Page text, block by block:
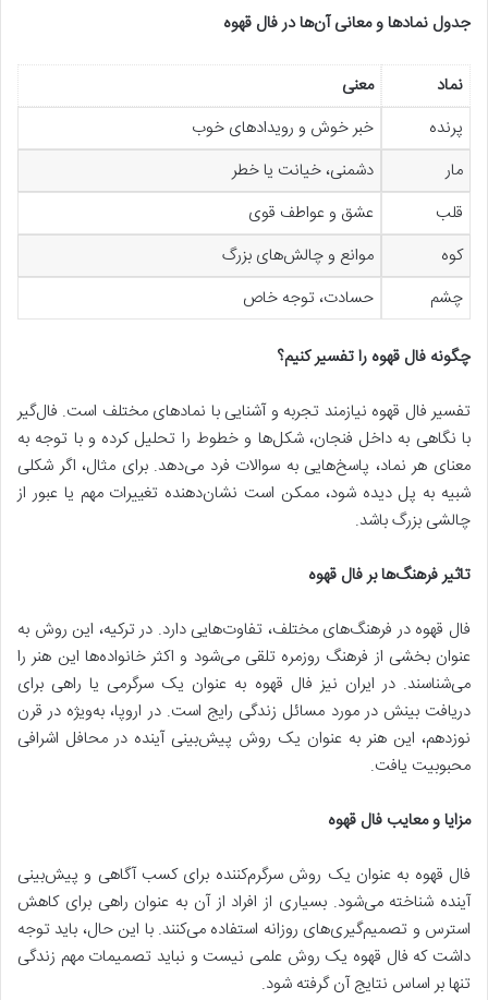
جدول نمادها و معانی آن‌ها در فال قهوه
نماد
معنی
پرنده
خبر خوش و رویدادهای خوب
مار
دشمنی، خیانت یا خطر
قلب
عشق و عواطف قوی
کوه
موانع و چالش‌های بزرگ
چشم
حسادت، توجه خاص
چگونه فال قهوه را تفسیر کنیم؟
تفسیر فال قهوه نیازمند تجربه و آشنایی با نمادهای مختلف است. فال‌گیر
با نگاهی به داخل فنجان، شکل‌ها و خطوط را تحلیل کرده و با توجه به
معنای هر نماد، پاسخ‌هایی به سوالات فرد می‌دهد. برای مثال، اگر شکلی
شبیه به پل دیده شود، ممکن است نشان‌دهنده تغییرات مهم یا عبور از
چالشی بزرگ باشد.
تاثیر فرهنگ‌ها بر فال قهوه
فال قهوه در فرهنگ‌های مختلف، تفاوت‌هایی دارد. در ترکیه، این روش به
عنوان بخشی از فرهنگ روزمره تلقی می‌شود و اکثر خانواده‌ها این هنر را
می‌شناسند. در ایران نیز فال قهوه به عنوان یک سرگرمی یا راهی برای
دریافت بینش در مورد مسائل زندگی رایج است. در اروپا، به‌ویژه در قرن
نوزدهم، این هنر به عنوان یک روش پیش‌بینی آینده در محافل اشرافی
محبوبیت یافت.
مزایا و معایب فال قهوه
فال قهوه به عنوان یک روش سرگرم‌کننده برای کسب آگاهی و پیش‌بینی
آینده شناخته می‌شود. بسیاری از افراد از آن به عنوان راهی برای کاهش
استرس و تصمیم‌گیری‌های روزانه استفاده می‌کنند. با این حال، باید توجه
داشت که فال قهوه یک روش علمی نیست و نباید تصمیمات مهم زندگی
تنها بر اساس نتایج آن گرفته شود.